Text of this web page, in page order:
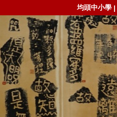
均頭中小學 |